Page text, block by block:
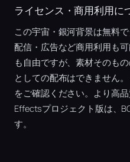
ライセンス・商用利用に
この宇宙・銀河背景は無料
配信・広告など商用利用も
も自由ですが、素材そのも
としての配布はできません
をご確認ください。より高
Effectsプロジェクト版は、
す。